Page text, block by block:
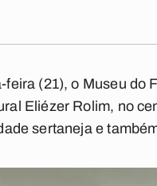
feira (21), o Museu do
Eliézer Rolim, no
sertaneja e